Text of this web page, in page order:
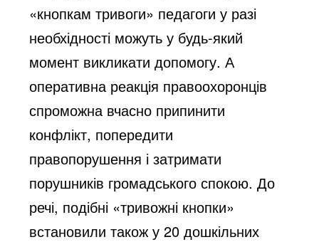
«кнопкам тривоги» педагоги у разі
необхідності можуть у будь-який
момент викликати допомогу. А
оперативна реакція правоохоронців
спроможна вчасно припинити
конфлікт, попередити
правопорушення і затримати
порушників громадського спокою. До
речі, подібні «тривожні кнопки»
встановили також у 20 дошкільних